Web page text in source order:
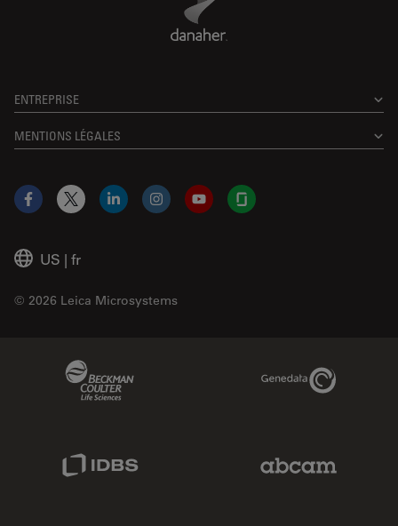
ENTREPRISE
MENTIONS LÉGALES
US | fr
© 2026 Leica Microsystems
Facebook
X LinkedInInstagramYouTubeGlassdoor
Genedata Link